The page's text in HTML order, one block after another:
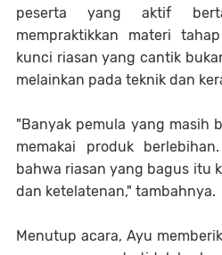
peserta yang aktif
mempraktikkan materi
kunci riasan yang cantik
melainkan pada teknik dan
"Banyak pemula yang masih
memakai produk
bahwa riasan yang bagus itu
dan ketelatenan," tambahnya.
Menutup acara, Ayu